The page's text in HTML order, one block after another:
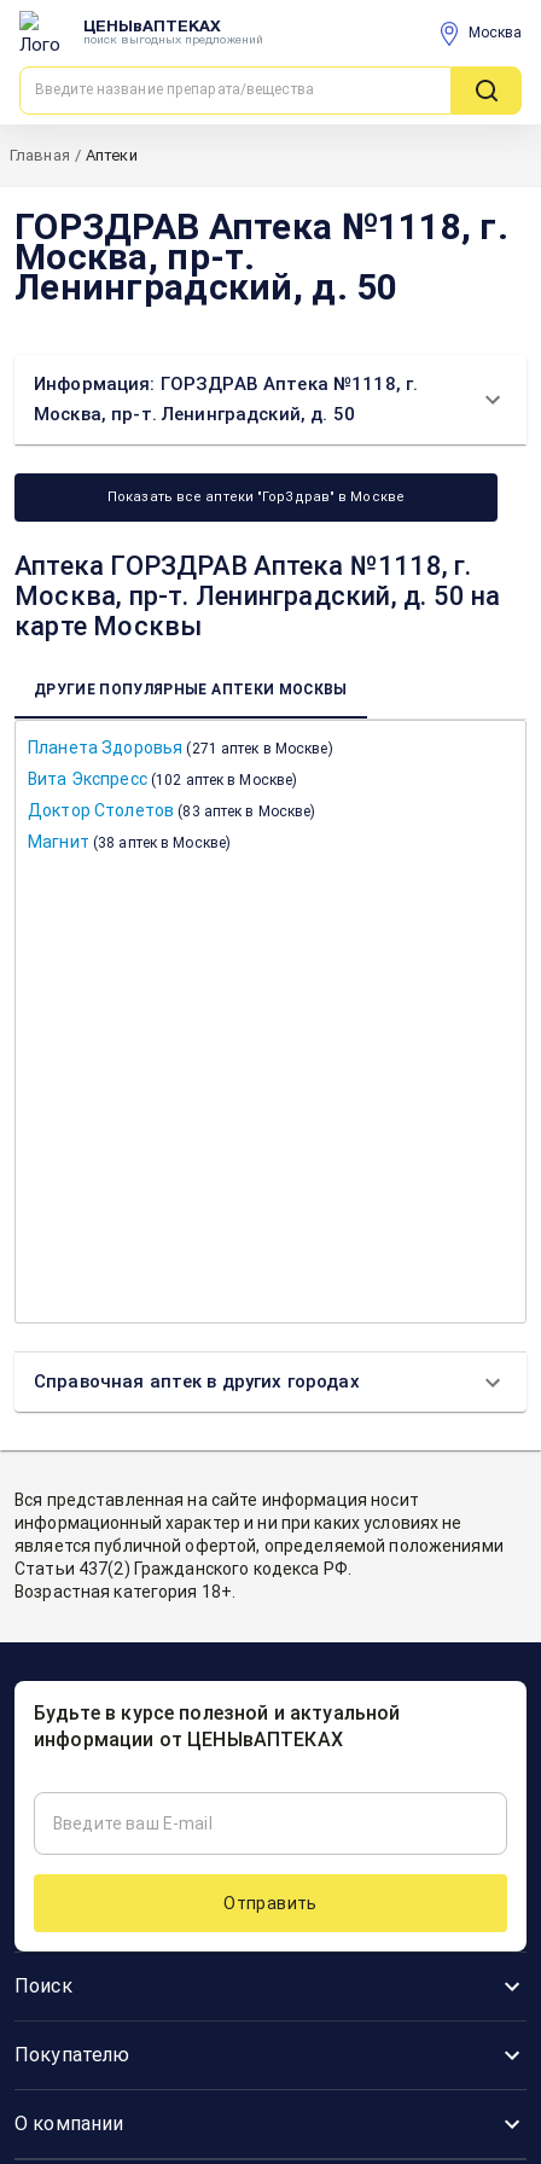
ЦЕНЫвАПТЕКАХ
поиск выгодных предложений Москва
Главная / Аптеки
ГОРЗДРАВ Аптека №1118, г.
Москва, пр-т.
Ленинградский, д. 50
Информация: ГОРЗДРАВ Аптека №1118, г.
Москва, пр-т. Ленинградский, д. 50
Показать все аптеки "ГорЗдрав" в Москве
Аптека ГОРЗДРАВ Аптека №1118, г.
Москва, пр-т. Ленинградский, д. 50 на
карте Москвы
ДРУГИЕ ПОПУЛЯРНЫЕ АПТЕКИ МОСКВЫ
Планета Здоровья (271 аптек в Москве)
Вита Экспресс (102 аптек в Москве)
Доктор Столетов (83 аптек в Москве)
Магнит (38 аптек в Москве)
Справочная аптек в других городах
Вся представленная на сайте информация носит
информационный характер и ни при каких условиях не
является публичной офертой, определяемой положениями
Статьи 437(2) Гражданского кодекса РФ.
Возрастная категория 18+.
Поиск
Покупателю
О компании
Будьте в курсе полезной и актуальной
информации от ЦЕНЫвАПТЕКАХ
Отправить